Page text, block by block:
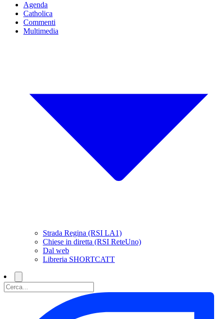
Agenda
Catholica
Commenti
Multimedia
Strada Regina (RSI LA1)
Chiese in diretta (RSI ReteUno)
Dal web
Libreria SHORTCATT